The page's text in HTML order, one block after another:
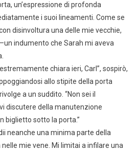
un’espressione di profonda
i suoi lineamenti. Come se
disinvoltura una delle mie vecchie,
indumento che Sarah mi aveva
chiara ieri, Carl”, sospirò,
allo stipite della porta
a un suddito. “Non sei il
discutere della manutenzione
biglietto sotto la porta.”
neanche una minima parte della
mie vene. Mi limitai a infilare una